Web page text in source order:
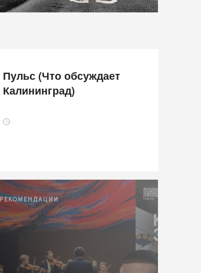
РЕКОМЕНДАЦИИ
Пульс (Что обсуждает
Калининград)